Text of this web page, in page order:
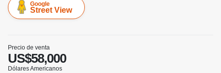
Google
Street View
Precio de venta
US$58,000
Dólares Americanos